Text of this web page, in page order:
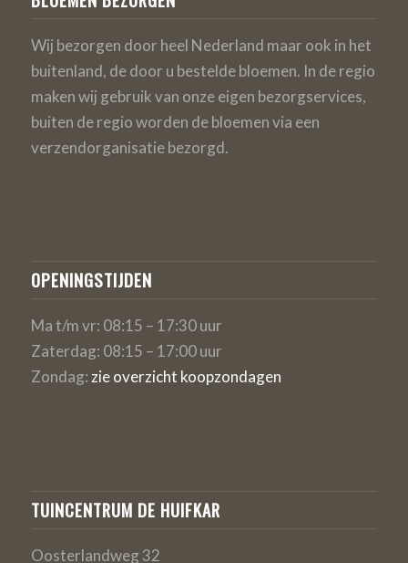
Wij bezorgen door heel Nederland maar ook in het
buitenland, de door u bestelde bloemen. In de regio
maken wij gebruik van onze eigen bezorgservices,
buiten de regio worden de bloemen via een
verzendorganisatie bezorgd.
OPENINGSTIJDEN
Ma t/m vr: 08:15 – 17:30 uur
Zaterdag: 08:15 – 17:00 uur
Zondag:zie overzicht koopzondagen
TUINCENTRUM DE HUIFKAR
Oosterlandweg 32